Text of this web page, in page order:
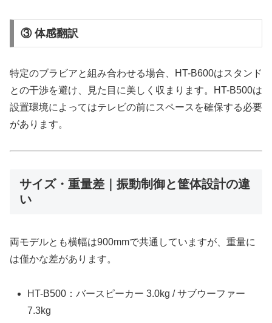
③ 体感翻訳
特定のブラビアと組み合わせる場合、HT-B600はスタンド
との干渉を避け、見た目に美しく収まります。HT-B500は
設置環境によってはテレビの前にスペースを確保する必要
があります。
サイズ・重量差｜振動制御と筐体設計の違
い
両モデルとも横幅は900mmで共通していますが、重量に
は僅かな差があります。
HT-B500：バースピーカー 3.0kg / サブウーファー
7.3kg